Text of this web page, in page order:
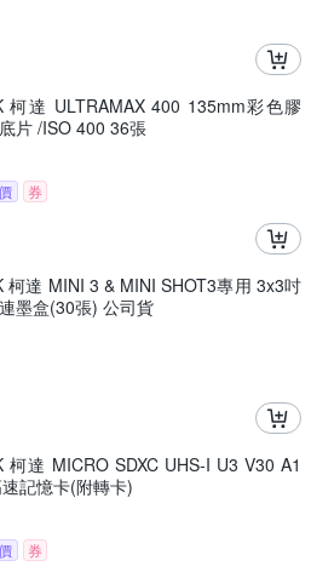
柯達 ULTRAMAX 400 135mm彩色膠
片 /ISO 400 36張
券
柯達 MINI 3 & MINI SHOT3專用 3x3吋
墨盒(30張) 公司貨
柯達 MICRO SDXC UHS-I U3 V30 A1
記憶卡(附轉卡)
券